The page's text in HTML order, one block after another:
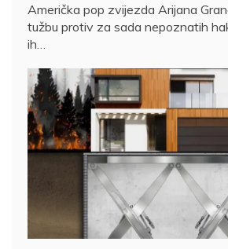
Američka pop zvijezda Arijana
tužbu protiv za sada nepoznatih
ih…